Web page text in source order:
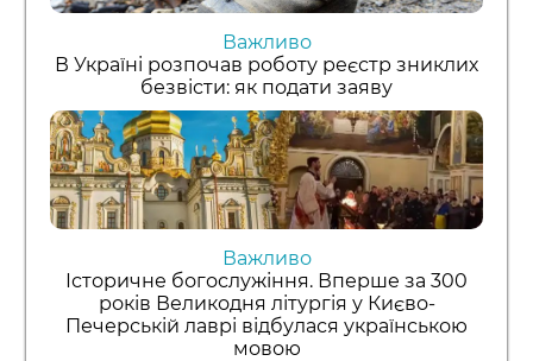
Важливо
В Україні розпочав роботу реєстр зниклих
безвісти: як подати заяву
Важливо
Історичне богослужіння. Вперше за 300
років Великодня літургія у Києво-
Печерській лаврі відбулася українською
мовою